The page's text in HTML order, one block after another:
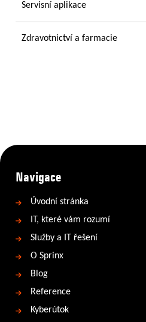
Servisní aplikace
Zdravotnictví a farmacie
Navigace
Úvodní stránka
IT, které vám rozumí
Služby a IT řešení
O Sprinx
Blog
Reference
Kyberútok